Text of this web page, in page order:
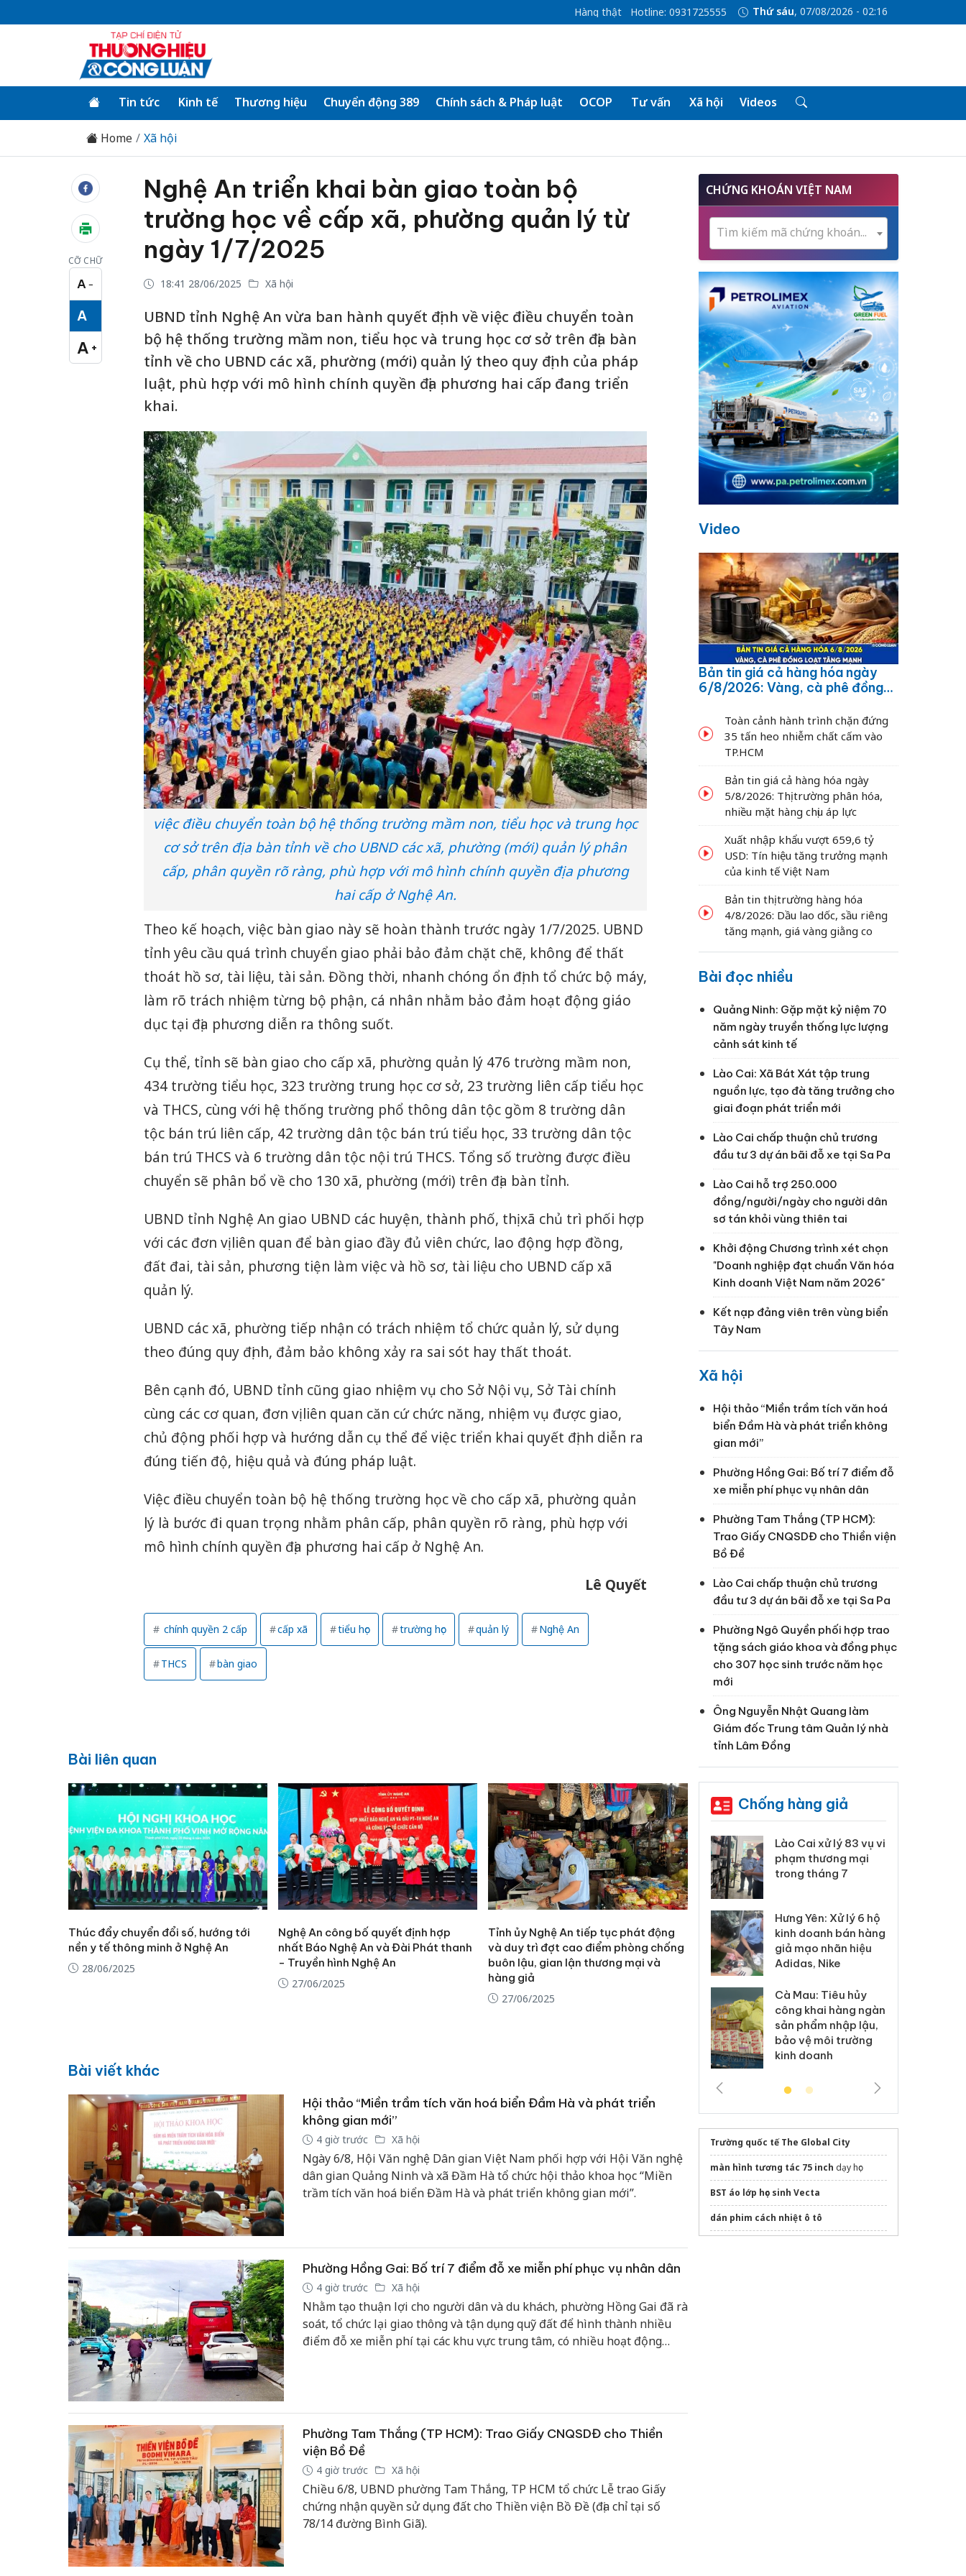
Hàng thật Hotline: 0931725555 Thứ sáu, 07/08/2026 - 02:16
Tin tức Kinh tế Thương hiệu Chuyển động 389 Chính sách & Pháp luật OCOP Tư vấn Xã hội Videos
Home Xã hội
CỠ CHỮ
A −
Cỡ chữ nhỏ
A
Cỡ chữ vừa
A +
Cỡ chữ lớn
Nghệ An triển khai bàn giao toàn bộ
trường học về cấp xã, phường quản lý từ
ngày 1/7/2025
18:41 28/06/2025 Xã hội
UBND tỉnh Nghệ An vừa ban hành quyết định về việc điều chuyển toàn
bộ hệ thống trường mầm non, tiểu học và trung học cơ sở trên địa bàn
tỉnh về cho UBND các xã, phường (mới) quản lý theo quy định của pháp
luật, phù hợp với mô hình chính quyền địa phương hai cấp đang triển
khai.
việc điều chuyển toàn bộ hệ thống trường mầm non, tiểu học và trung học
cơ sở trên địa bàn tỉnh về cho UBND các xã, phường (mới) quản lý phân
cấp, phân quyền rõ ràng, phù hợp với mô hình chính quyền địa phương
hai cấp ở Nghệ An.
Theo kế hoạch, việc bàn giao này sẽ hoàn thành trước ngày 1/7/2025. UBND
tỉnh yêu cầu quá trình chuyển giao phải bảo đảm chặt chẽ, không để thất
thoát hồ sơ, tài liệu, tài sản. Đồng thời, nhanh chóng ổn định tổ chức bộ máy,
làm rõ trách nhiệm từng bộ phận, cá nhân nhằm bảo đảm hoạt động giáo
dục tại địa phương diễn ra thông suốt.
Cụ thể, tỉnh sẽ bàn giao cho cấp xã, phường quản lý 476 trường mầm non,
434 trường tiểu học, 323 trường trung học cơ sở, 23 trường liên cấp tiểu học
và THCS, cùng với hệ thống trường phổ thông dân tộc gồm 8 trường dân
tộc bán trú liên cấp, 42 trường dân tộc bán trú tiểu học, 33 trường dân tộc
bán trú THCS và 6 trường dân tộc nội trú THCS. Tổng số trường được điều
chuyển sẽ phân bổ về cho 130 xã, phường (mới) trên địa bàn tỉnh.
UBND tỉnh Nghệ An giao UBND các huyện, thành phố, thị xã chủ trì phối hợp
với các đơn vị liên quan để bàn giao đầy đủ viên chức, lao động hợp đồng,
đất đai, tài sản, phương tiện làm việc và hồ sơ, tài liệu cho UBND cấp xã
quản lý.
UBND các xã, phường tiếp nhận có trách nhiệm tổ chức quản lý, sử dụng
theo đúng quy định, đảm bảo không xảy ra sai sót hay thất thoát.
Bên cạnh đó, UBND tỉnh cũng giao nhiệm vụ cho Sở Nội vụ, Sở Tài chính
cùng các cơ quan, đơn vị liên quan căn cứ chức năng, nhiệm vụ được giao,
chủ động phối hợp và hướng dẫn cụ thể để việc triển khai quyết định diễn ra
đúng tiến độ, hiệu quả và đúng pháp luật.
Việc điều chuyển toàn bộ hệ thống trường học về cho cấp xã, phường quản
lý là bước đi quan trọng nhằm phân cấp, phân quyền rõ ràng, phù hợp với
mô hình chính quyền địa phương hai cấp ở Nghệ An.
Lê Quyết
chính quyền 2 cấp cấp xã tiểu học trường học quản lý Nghệ An
THCS bàn giao
Bài liên quan
Thúc đẩy chuyển đổi số, hướng tới
nền y tế thông minh ở Nghệ An
28/06/2025
Nghệ An công bố quyết định hợp
nhất Báo Nghệ An và Đài Phát thanh
- Truyền hình Nghệ An
27/06/2025
Tỉnh ủy Nghệ An tiếp tục phát động
và duy trì đợt cao điểm phòng chống
buôn lậu, gian lận thương mại và
hàng giả
27/06/2025
Bài viết khác
Hội thảo “Miền trầm tích văn hoá biển Đầm Hà và phát triển
không gian mới”
4 giờ trước Xã hội
Ngày 6/8, Hội Văn nghệ Dân gian Việt Nam phối hợp với Hội Văn nghệ
dân gian Quảng Ninh và xã Đầm Hà tổ chức hội thảo khoa học “Miền
trầm tích văn hoá biển Đầm Hà và phát triển không gian mới”.
Phường Hồng Gai: Bố trí 7 điểm đỗ xe miễn phí phục vụ nhân dân
4 giờ trước Xã hội
Nhằm tạo thuận lợi cho người dân và du khách, phường Hồng Gai đã rà
soát, tổ chức lại giao thông và tận dụng quỹ đất để hình thành nhiều
điểm đỗ xe miễn phí tại các khu vực trung tâm, có nhiều hoạt động
Phường Tam Thắng (TP HCM): Trao Giấy CNQSDĐ cho Thiền
viện Bồ Đề
4 giờ trước Xã hội
Chiều 6/8, UBND phường Tam Thắng, TP HCM tổ chức Lễ trao Giấy
chứng nhận quyền sử dụng đất cho Thiền viện Bồ Đề (địa chỉ tại số
78/14 đường Bình Giã).
CHỨNG KHOÁN VIỆT NAM
Tìm kiếm mã chứng khoán...
Video
Bản tin giá cả hàng hóa ngày
6/8/2026: Vàng, cà phê đồng
Toàn cảnh hành trình chặn đứng
35 tấn heo nhiễm chất cấm vào
TP.HCM
Bản tin giá cả hàng hóa ngày
5/8/2026: Thị trường phân hóa,
nhiều mặt hàng chịu áp lực
Xuất nhập khẩu vượt 659,6 tỷ
USD: Tín hiệu tăng trưởng mạnh
của kinh tế Việt Nam
Bản tin thị trường hàng hóa
4/8/2026: Dầu lao dốc, sầu riêng
tăng mạnh, giá vàng giằng co
Bài đọc nhiều
Quảng Ninh: Gặp mặt kỷ niệm 70
năm ngày truyền thống lực lượng
cảnh sát kinh tế
Lào Cai: Xã Bát Xát tập trung
nguồn lực, tạo đà tăng trưởng cho
giai đoạn phát triển mới
Lào Cai chấp thuận chủ trương
đầu tư 3 dự án bãi đỗ xe tại Sa Pa
Lào Cai hỗ trợ 250.000
đồng/người/ngày cho người dân
sơ tán khỏi vùng thiên tai
Khởi động Chương trình xét chọn
"Doanh nghiệp đạt chuẩn Văn hóa
Kinh doanh Việt Nam năm 2026"
Kết nạp đảng viên trên vùng biển
Tây Nam
Xã hội
Hội thảo “Miền trầm tích văn hoá
biển Đầm Hà và phát triển không
gian mới”
Phường Hồng Gai: Bố trí 7 điểm đỗ
xe miễn phí phục vụ nhân dân
Phường Tam Thắng (TP HCM):
Trao Giấy CNQSDĐ cho Thiền viện
Bồ Đề
Lào Cai chấp thuận chủ trương
đầu tư 3 dự án bãi đỗ xe tại Sa Pa
Phường Ngô Quyền phối hợp trao
tặng sách giáo khoa và đồng phục
cho 307 học sinh trước năm học
mới
Ông Nguyễn Nhật Quang làm
Giám đốc Trung tâm Quản lý nhà
tỉnh Lâm Đồng
Chống hàng giả
Công an Thanh Hóa
tìm bị hại trong vụ
án sản xuất, buôn
bán yến sào giả
hại trong vụ án buôn
bán bình sữa
Moyuum giả
Lào Cai xử lý 83 vụ vi
phạm thương mại
trong tháng 7
Hưng Yên: Xử lý 6 hộ
kinh doanh bán hàng
giả mạo nhãn hiệu
Adidas, Nike
Cà Mau: Tiêu hủy
công khai hàng ngàn
sản phẩm nhập lậu,
bảo vệ môi trường
kinh doanh
Trường quốc tế The Global City
màn hình tương tác 75 inch dạy học
BST áo lớp học sinh Vecta
dán phim cách nhiệt ô tô